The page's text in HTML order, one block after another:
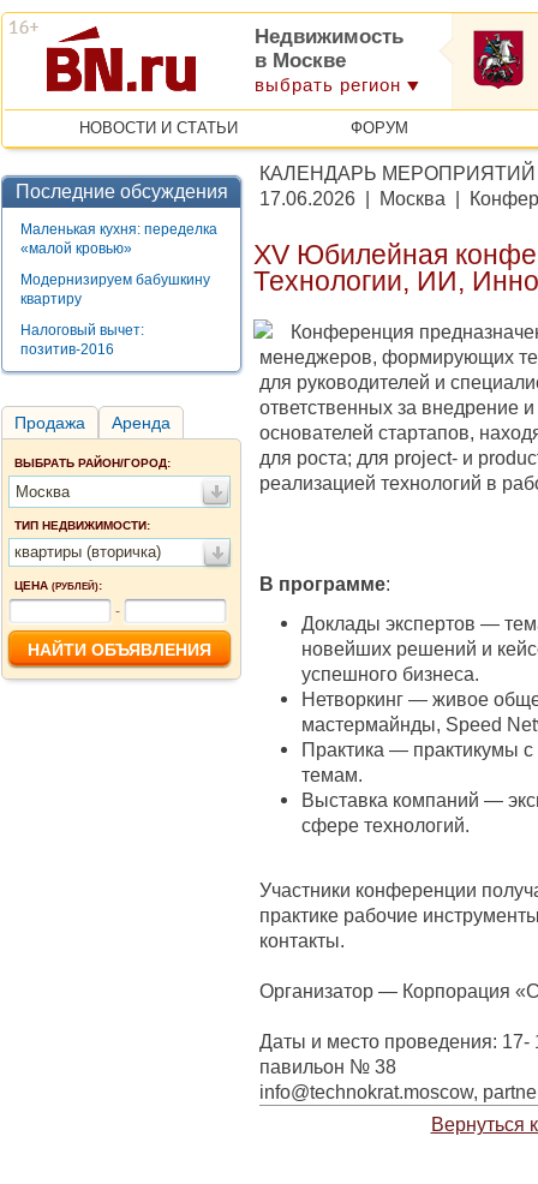
Недвижимость
в Москве
выбрать регион
НОВОСТИ И СТАТЬИ ФОРУМ
Последние обсуждения
Маленькая кухня: переделка
«малой кровью»
Модернизируем бабушкину
квартиру
Налоговый вычет:
позитив-2016
Продажа Аренда
ВЫБРАТЬ РАЙОН/ГОРОД:
Москва
ТИП НЕДВИЖИМОСТИ:
квартиры (вторичка)
ЦЕНА (РУБЛЕЙ):
-
КАЛЕНДАРЬ МЕРОПРИЯТИЙ
17.06.2026 | Москва |
XV Юбилейная
Технологии, ИИ,
Конференция
менеджеров, формирующих
для руководителей и
ответственных за внедрение
основателей стартапов,
для роста; для project- и
реализацией технологий в
В программе:
Доклады экспертов —
новейших решений и
успешного бизнеса.
Нетворкинг — живое
мастермайнды, Speed
Практика — практикумы
темам.
Выставка компаний —
сфере технологий.
Участники конференции
практике рабочие
контакты.
Организатор — Корпорация
Даты и место проведения:
павильон № 38
info@technokrat.moscow,
Вернуться